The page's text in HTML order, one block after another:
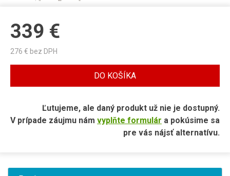
339 €
276 € bez DPH
DO KOŠÍKA
Ľutujeme, ale daný produkt už nie je dostupný.
V prípade záujmu nám vyplňte formulár a pokúsime sa
pre vás nájsť alternatívu.